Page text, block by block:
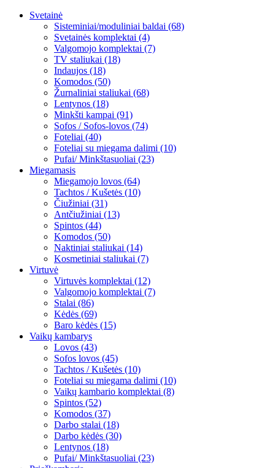
Svetainė
Sisteminiai/moduliniai baldai (68)
Svetainės komplektai (4)
Valgomojo komplektai (7)
TV staliukai (18)
Indaujos (18)
Komodos (50)
Žurnaliniai staliukai (68)
Lentynos (18)
Minkšti kampai (91)
Sofos / Sofos-lovos (74)
Foteliai (40)
Foteliai su miegama dalimi (10)
Pufai/ Minkštasuoliai (23)
Miegamasis
Miegamojo lovos (64)
Tachtos / Kušetės (10)
Čiužiniai (31)
Antčiužiniai (13)
Spintos (44)
Komodos (50)
Naktiniai staliukai (14)
Kosmetiniai staliukai (7)
Virtuvė
Virtuvės komplektai (12)
Valgomojo komplektai (7)
Stalai (86)
Kėdės (69)
Baro kėdės (15)
Vaikų kambarys
Lovos (43)
Sofos lovos (45)
Tachtos / Kušetės (10)
Foteliai su miegama dalimi (10)
Vaikų kambario komplektai (8)
Spintos (52)
Komodos (37)
Darbo stalai (18)
Darbo kėdės (30)
Lentynos (18)
Pufai/ Minkštasuoliai (23)